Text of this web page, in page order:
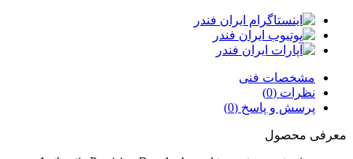
مشخصات فنی
نظرات (0)
پرسش و پاسخ (0)
معرفی محصول